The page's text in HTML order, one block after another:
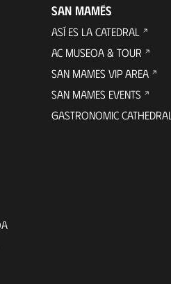
SAN MAMÉS
ASÍ ES LA CATEDRAL
AC MUSEOA & TOUR
SAN MAMES VIP AREA
SAN MAMES EVENTS
GASTRONOMIC CATHEDRAL